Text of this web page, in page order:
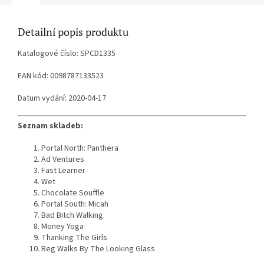
Detailní popis produktu
Katalogové číslo: SPCD1335
EAN kód: 0098787133523
Datum vydání: 2020-04-17
Seznam skladeb:
Portal North: Panthera
Ad Ventures
Fast Learner
Wet
Chocolate Souffle
Portal South: Micah
Bad Bitch Walking
Money Yoga
Thanking The Girls
Reg Walks By The Looking Glass